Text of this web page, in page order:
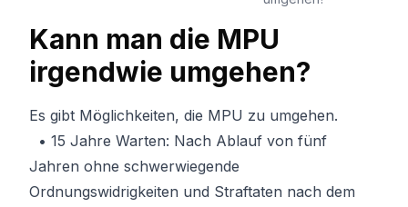
Kann man die MPU
irgendwie umgehen?
Es gibt Möglichkeiten, die MPU zu umgehen.
• 15 Jahre Warten: Nach Ablauf von fünf
Jahren ohne schwerwiegende
Ordnungswidrigkeiten und Straftaten nach dem